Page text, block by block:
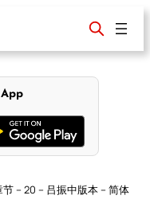
– 20 – 吕振中版本 – 简体